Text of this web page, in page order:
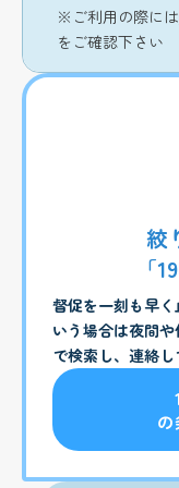
※ご利用の際には
をご確認下さい
絞
「
督促を一刻も早
いう場合は夜間
で検索し、連絡し